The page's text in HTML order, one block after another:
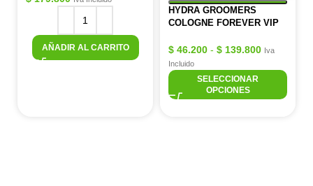
AÑADIR AL CARRITO
HYDRA GROOMERS
COLOGNE FOREVER VIP
$ 46.200 - $ 139.800 Iva
Incluido
SELECCIONAR
OPCIONES